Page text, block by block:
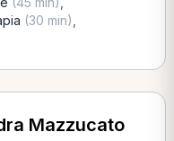
(30 min)
Mazzucato